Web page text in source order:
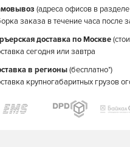
(адреса офисов в
заказа в течение часа после
доставка по Москве
сегодня или завтра
в регионы(бесплатно*)
крупногабаритных грузов